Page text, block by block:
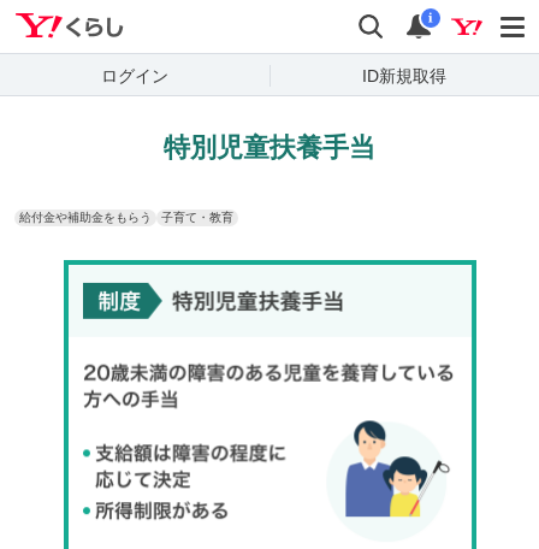
検索 通知
i
ログイン ID新規取得
特別児童扶養手当
給付金や補助金をもらう 子育て・教育